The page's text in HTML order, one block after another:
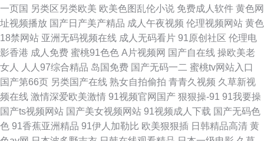
网 www操欧美 三级片黄色网址 91视在线视频 久草福利1 伊人久久狼
www91网址 欧美国产久草在线观看 91豆花视频观看 东方va地址在线观看
日韩无螥 91你免费视频在线 黑丝美女自慰网站
一页国 另类区另类欧美 欧美色图乱伦小说 免费成人软件 黄色网
址视频播放 国产日产美产精品 成人午夜视频 伦理视频网站 黄色
18禁网站 亚洲无码视频在线 成人无码看片 91原创社区 伦理电
影香港 成人免费 蜜桃91色色 A片视频网 国产自在线 操欧美老
女人
人人97综合精品 岛国免费 国产无码一二 蜜桃tv网站入口
国产第66页 另类国产在线 熟女自拍偷拍 青青久视频 久草新视
频在线 激情深爱欧美激情 91视频官网国产 狠狠操-91 91我要操
国产ts视频网站 国产美女视频网站 91视频成人下载 国产无码色
色 91香蕉亚洲精品 91伊人加勒比 欧美狠狠插 日韩精品高清 黄